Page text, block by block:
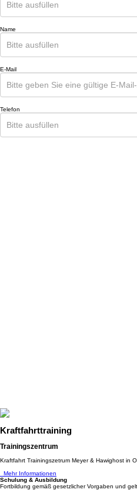
Name
E-Mail
Telefon
Kraftfahrttraining
Trainingszentrum
Kraftfahrt Trainingszetrum Meyer & Hawighost in
Mehr Informationen
Schulung & Ausbildung
Fortbildung gemäß gesetzlicher Vorgaben und